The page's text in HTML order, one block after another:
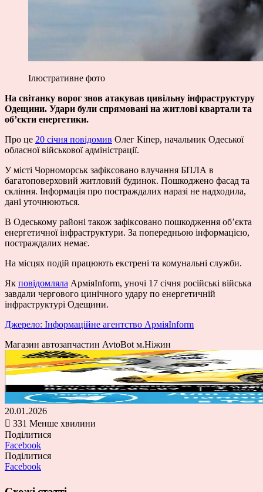
Ілюстративне фото
На світанку ворог знов атакував цивільну інфраструктуру
Одещини. Удари були спрямовані на житлові квартали та
об’єкти енергетики.
Про це 20 січня повідомив Олег Кіпер, начальник Одеської
обласної військової адміністрації.
У місті Чорноморськ зафіксовано влучання БПЛА в
багатоповерховий житловий будинок. Пошкоджено фасад та
скління. Інформація про постраждалих наразі не надходила,
дані уточнюються.
В Одеському районі також зафіксовано пошкодження об’єкта
енергетичної інфраструктури. За попередньою інформацією,
постраждалих немає.
На місцях подій працюють екстрені та комунальні служби.
Як повідомляла АрміяInform, уночі 17 січня російські війська
завдали чергового цинічного удару по енергетичній
інфраструктурі Одещини.
Джерело: Інформаційне агентство АрміяInform
Магазин автозапчастин AvtoBot м.Ніжин
20.01.2026
331 Менше хвилини
Поділитися
Facebook
Поділитися
Facebook